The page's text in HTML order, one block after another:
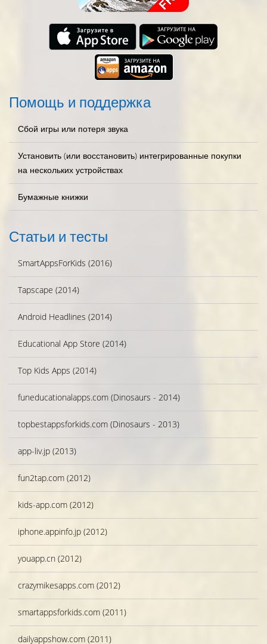
Помощь и поддержка
Сбой игры или потеря звука
Установить (или восстановить) интегрированные покупки
на нескольких устройствах
Бумажные книжки
Статьи и тесты
SmartAppsForKids (2016)
Tapscape (2014)
Android Headlines (2014)
Educational App Store (2014)
Top Kids Apps (2014)
funeducationalapps.com (Dinosaurs - 2014)
topbestappsforkids.com (Dinosaurs - 2013)
app-liv.jp (2013)
fun2tap.com (2012)
kids-app.com (2012)
iphone.appinfo.jp (2012)
youapp.cn (2012)
crazymikesapps.com (2012)
smartappsforkids.com (2011)
dailyappshow.com (2011)